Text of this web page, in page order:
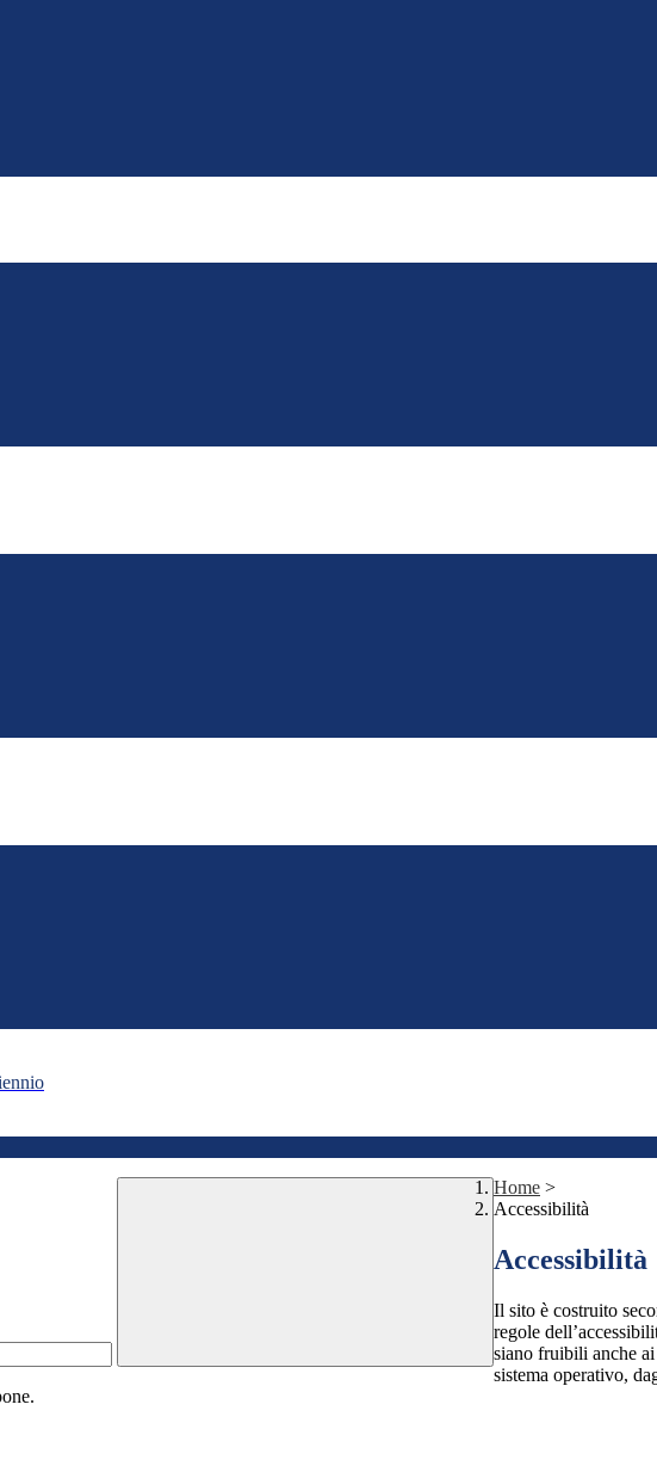
Home >
Accessibilità
Accessibilità
Il sito è costruito
regole
siano fruibili anche
sistema operativo,